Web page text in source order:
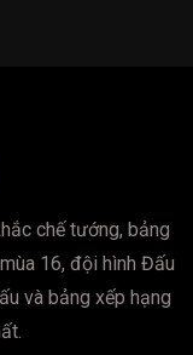
chế tướng, bảng
16, đội hình Đấu
và bảng xếp hạng